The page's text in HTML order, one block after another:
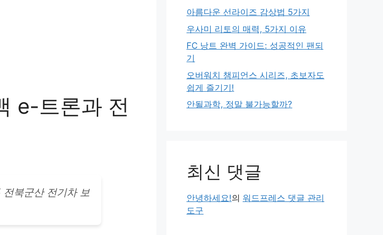
e-트론과 전
북군산 전기차보
아름다운 선라이즈 감상법 5가지
우사미 리토의 매력, 5가지 이유
FC 낭트 완벽 가이드: 성공적인 팬되
기
오버워치 챔피언스 시리즈, 초보자도
쉽게 즐기기!
안될과학, 정말 불가능할까?
최신 댓글
안녕하세요!의 워드프레스 댓글 관리
도구